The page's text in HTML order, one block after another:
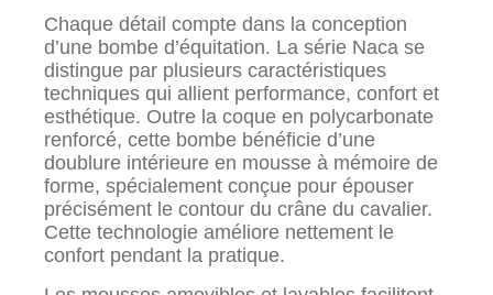
Chaque détail compte dans la conception
d’une bombe d’équitation. La série Naca se
distingue par plusieurs caractéristiques
techniques qui allient performance, confort et
esthétique. Outre la coque en polycarbonate
renforcé, cette bombe bénéficie d’une
doublure intérieure en mousse à mémoire de
forme, spécialement conçue pour épouser
précisément le contour du crâne du cavalier.
Cette technologie améliore nettement le
confort pendant la pratique.